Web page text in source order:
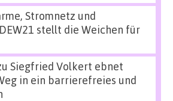
Stromnetz und
stellt die Weichen für
Siegfried Volkert ebnet
in ein barrierefreies und